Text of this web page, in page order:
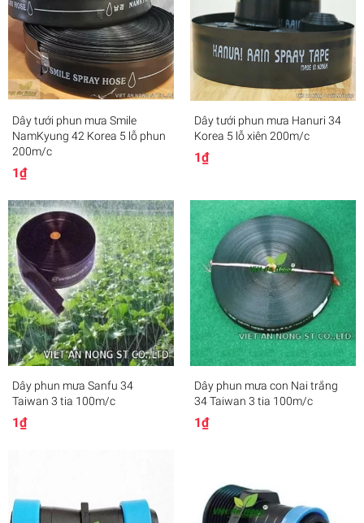
Dây tưới phun mưa Smile
NamKyung 42 Korea 5 lỗ phun
200m/c
1₫
Dây tưới phun mưa Hanuri 34
Korea 5 lỗ xiên 200m/c
1₫
Dây phun mưa Sanfu 34
Taiwan 3 tia 100m/c
1₫
Dây phun mưa con Nai trắng
34 Taiwan 3 tia 100m/c
1₫